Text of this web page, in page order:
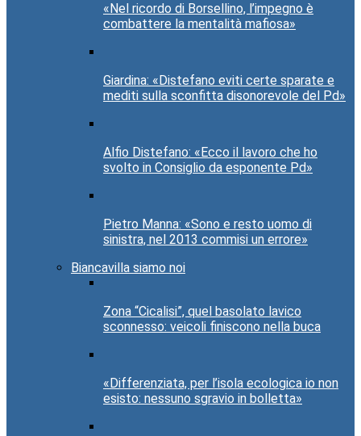
«Nel ricordo di Borsellino, l’impegno è
combattere la mentalità mafiosa»
Giardina: «Distefano eviti certe sparate e
mediti sulla sconfitta disonorevole del Pd»
Alfio Distefano: «Ecco il lavoro che ho
svolto in Consiglio da esponente Pd»
Pietro Manna: «Sono e resto uomo di
sinistra, nel 2013 commisi un errore»
Biancavilla siamo noi
Zona “Cicalisi”, quel basolato lavico
sconnesso: veicoli finiscono nella buca
«Differenziata, per l’isola ecologica io non
esisto: nessuno sgravio in bolletta»